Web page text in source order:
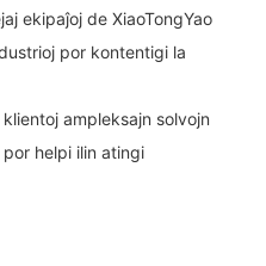
ekipaĵoj de XiaoTongYao
por kontentigi la
ampleksajn solvojn
helpi ilin atingi